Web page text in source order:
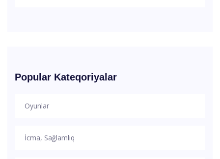
Popular Kateqoriyalar
Oyunlar
İcma, Sağlamlıq